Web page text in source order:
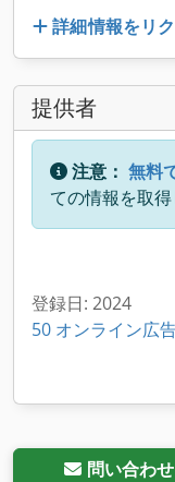
詳細情報をリ
提供者
注意： 無料
ての情報を取得
登録日: 2024
50 オンライン広
問い合わ